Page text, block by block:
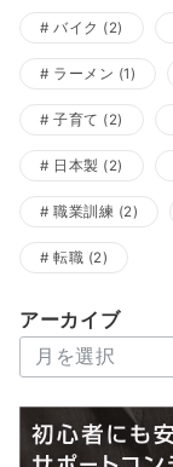
バイク (2)
ラーメン (1)
子育て (2)
日本製 (2)
職業訓練 (2)
転職 (2)
アーカイブ
ー
イ
ブ